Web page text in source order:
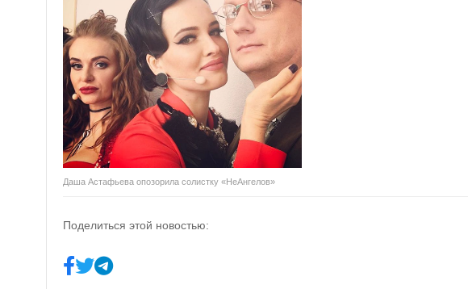
Даша Астафьева опозорила солистку «НеАнгелов»
Поделиться этой новостью: